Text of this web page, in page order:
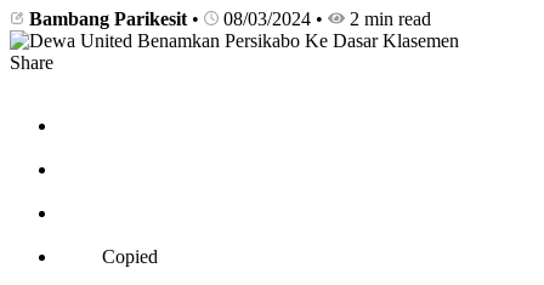
Bambang Parikesit • 08/03/2024 • 2 min read
Share
Copied